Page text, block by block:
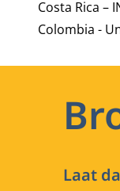
Costa Rica –
Colombia -
Laat